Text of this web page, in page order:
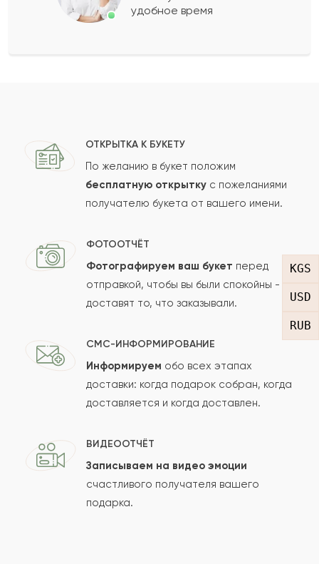
KGS
USD
RUB
Ваш e-mail
Отзыв
Сколько будет
Отзыв будет опубликован после проверки.
Проверяем на спам.
удобное время
ОТКРЫТКА К БУКЕТУ
По желанию в букет положим
бесплатную открытку с пожеланиями
получателю букета от вашего имени.
ФОТООТЧЁТ
Фотографируем ваш букет перед
отправкой, чтобы вы были спокойны -
доставят то, что заказывали.
СМС-ИНФОРМИРОВАНИЕ
Информируем обо всех этапах
доставки: когда подарок собран, когда
доставляется и когда доставлен.
ВИДЕООТЧЁТ
Записываем на видео эмоции
счастливого получателя вашего
подарка.